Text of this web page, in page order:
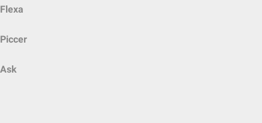
Flexa
Piccer
Ask